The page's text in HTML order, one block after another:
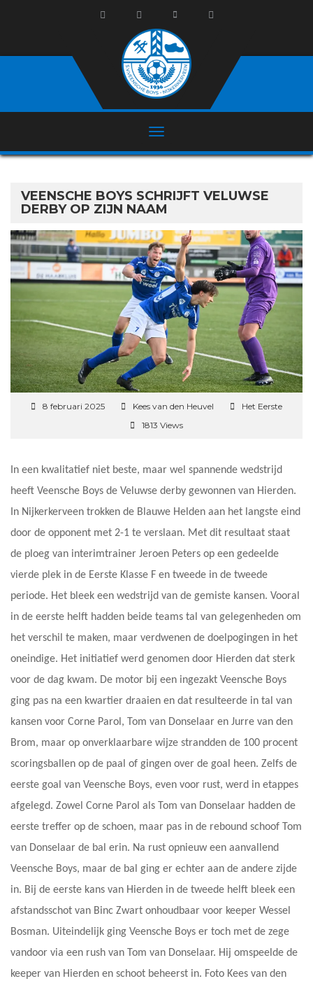
VEENSCHE BOYS SCHRIJFT VELUWSE
DERBY OP ZIJN NAAM
8 februari 2025 Kees van den Heuvel
Het Eerste
1813 Views
In een kwalitatief niet beste, maar wel spannende wedstrijd
heeft Veensche Boys de Veluwse derby gewonnen van Hierden.
In Nijkerkerveen trokken de Blauwe Helden aan het langste eind
door de opponent met 2-1 te verslaan. Met dit resultaat staat
de ploeg van interimtrainer Jeroen Peters op een gedeelde
vierde plek in de Eerste Klasse F en tweede in de tweede
periode. Het bleek een wedstrijd van de gemiste kansen. Vooral
in de eerste helft hadden beide teams tal van gelegenheden om
het verschil te maken, maar verdwenen de doelpogingen in het
oneindige. Het initiatief werd genomen door Hierden dat sterk
voor de dag kwam. De motor bij een ingezakt Veensche Boys
ging pas na een kwartier draaien en dat resulteerde in tal van
kansen voor Corne Parol, Tom van Donselaar en Jurre van den
Brom, maar op onverklaarbare wijze strandden de 100 procent
scoringsballen op de paal of gingen over de goal heen. Zelfs de
eerste goal van Veensche Boys, even voor rust, werd in etappes
afgelegd. Zowel Corne Parol als Tom van Donselaar hadden de
eerste treffer op de schoen, maar pas in de rebound schoof Tom
van Donselaar de bal erin. Na rust opnieuw een aanvallend
Veensche Boys, maar de bal ging er echter aan de andere zijde
in. Bij de eerste kans van Hierden in de tweede helft bleek een
afstandsschot van Binc Zwart onhoudbaar voor keeper Wessel
Bosman. Uiteindelijk ging Veensche Boys er toch met de zege
vandoor via een rush van Tom van Donselaar. Hij omspeelde de
keeper van Hierden en schoot beheerst in. Foto Kees van den